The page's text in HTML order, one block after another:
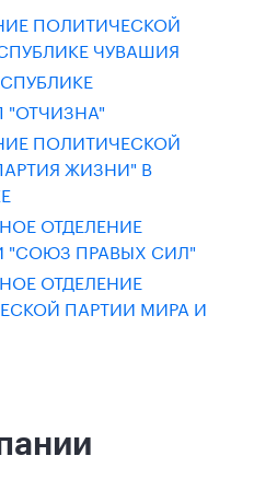
ПОЛИТИЧЕСКОЙ
ЧУВАШИЯ
ПОЛИТИЧЕСКОЙ
ЖИЗНИ" В
ОТДЕЛЕНИЕ
"СОЮЗ ПРАВЫХ СИЛ"
ОТДЕЛЕНИЕ
ПАРТИИ МИРА И